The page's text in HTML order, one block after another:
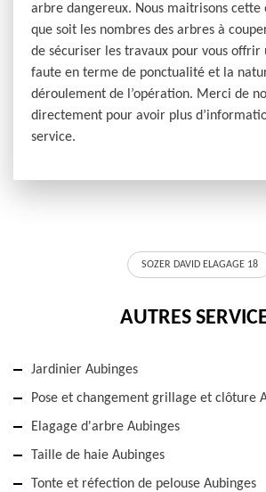
arbre dangereux. Nous maitrisons cette
que soit les nombres des arbres à
de sécuriser les travaux pour vous offrir
faute en terme de ponctualité et la
déroulement de l’opération. Merci de
directement pour avoir plus
service.
SOZER DAVID ELAGAGE 18
AUTRES
Jardinier Aubinges
Pose et changement grillage et clôture
Elagage d'arbre Aubinges
Taille de haie Aubinges
Tonte et réfection de pelouse Aubinges